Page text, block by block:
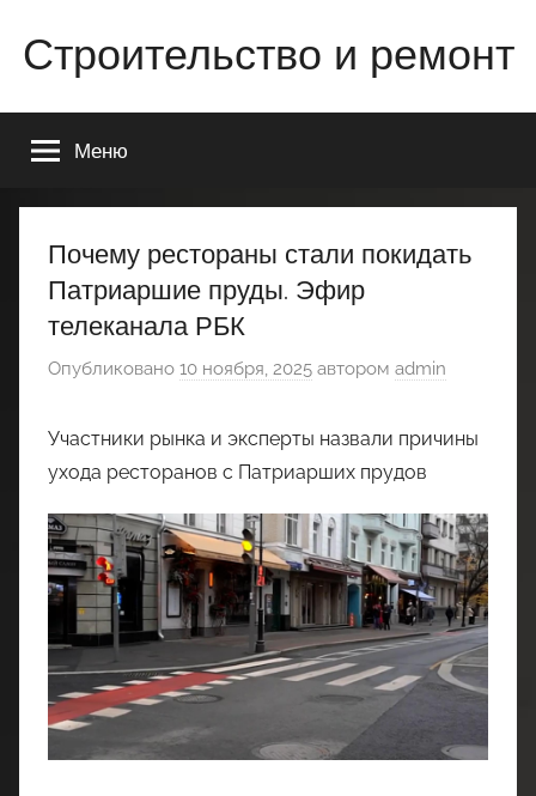
содержимому
Строительство и ремонт
строительстве
ремонте
Вашего
квартиры
Меню
Почему рестораны стали покидать
Патриаршие пруды. Эфир
телеканала РБК
Опубликовано 10 ноября, 2025 автором admin
Участники рынка и эксперты назвали причины
ухода ресторанов с Патриарших прудов